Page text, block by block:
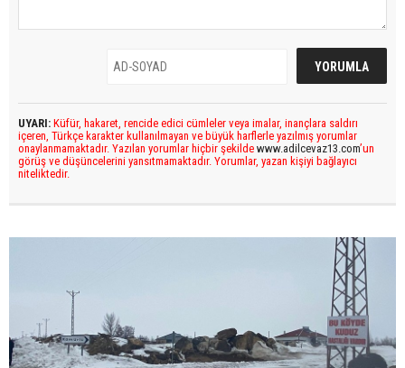
UYARI: Küfür, hakaret, rencide edici cümleler veya imalar, inançlara saldırı
içeren, Türkçe karakter kullanılmayan ve büyük harflerle yazılmış yorumlar
onaylanmamaktadır. Yazılan yorumlar hiçbir şekilde www.adilcevaz13.com’un
görüş ve düşüncelerini yansıtmamaktadır. Yorumlar, yazan kişiyi bağlayıcı
niteliktedir.